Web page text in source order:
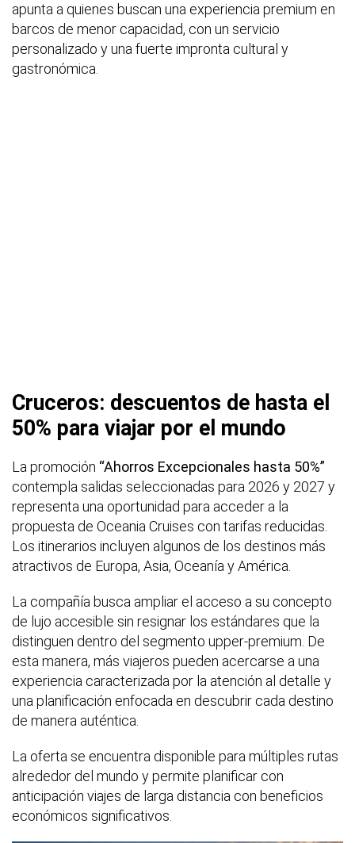
apunta a quienes buscan una experiencia premium en
barcos de menor capacidad, con un servicio
personalizado y una fuerte impronta cultural y
gastronómica.
Cruceros: descuentos de hasta el
50% para viajar por el mundo
La promoción “Ahorros Excepcionales hasta 50%”
contempla salidas seleccionadas para 2026 y 2027 y
representa una oportunidad para acceder a la
propuesta de Oceania Cruises con tarifas reducidas.
Los itinerarios incluyen algunos de los destinos más
atractivos de Europa, Asia, Oceanía y América.
La compañía busca ampliar el acceso a su concepto
de lujo accesible sin resignar los estándares que la
distinguen dentro del segmento upper-premium. De
esta manera, más viajeros pueden acercarse a una
experiencia caracterizada por la atención al detalle y
una planificación enfocada en descubrir cada destino
de manera auténtica.
La oferta se encuentra disponible para múltiples rutas
alrededor del mundo y permite planificar con
anticipación viajes de larga distancia con beneficios
económicos significativos.